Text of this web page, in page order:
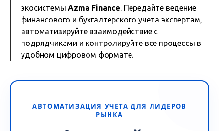
экосистемы Azma Finance . Передайте ведение
финансового и бухгалтерского учета экспертам,
автоматизируйте взаимодействие с
подрядчиками и контролируйте все процессы в
удобном цифровом формате.
АВТОМАТИЗАЦИЯ УЧЕТА ДЛЯ ЛИДЕРОВ
РЫНКА